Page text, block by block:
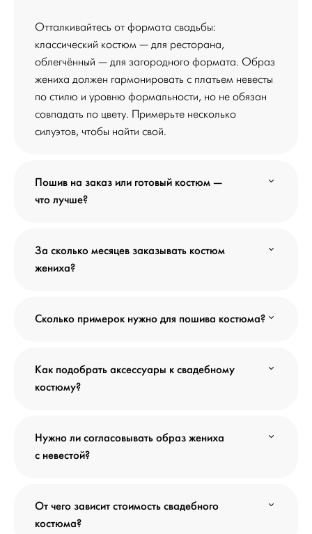
Отталкивайтесь от формата свадьбы:
классический костюм — для ресторана,
облегчённый — для загородного формата. Образ
жениха должен гармонировать с платьем невесты
по стилю и уровню формальности, но не обязан
совпадать по цвету. Примерьте несколько
силуэтов, чтобы найти свой.
Пошив на заказ или готовый костюм —
что лучше?
За сколько месяцев заказывать костюм
жениха?
Сколько примерок нужно для пошива костюма?
Как подобрать аксессуары к свадебному
костюму?
Нужно ли согласовывать образ жениха
с невестой?
От чего зависит стоимость свадебного
костюма?